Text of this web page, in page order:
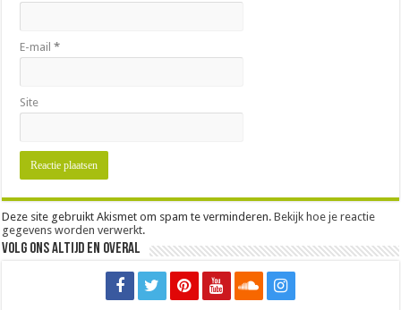
E-mail*
Site
Deze site gebruikt Akismet om spam te verminderen.Bekijk hoe je reactie
gegevens worden verwerkt.
Volg ons altijd en overal